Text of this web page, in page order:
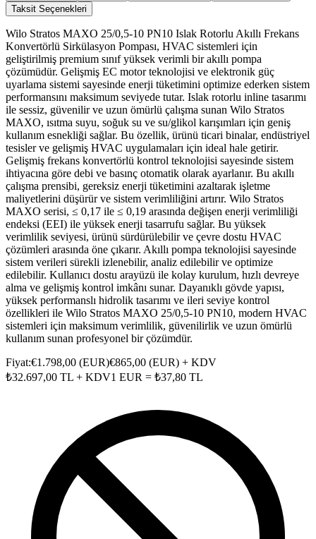
Taksit Seçenekleri
Wilo Stratos MAXO 25/0,5-10 PN10 Islak Rotorlu Akıllı Frekans
Konvertörlü Sirkülasyon Pompası, HVAC sistemleri için
geliştirilmiş premium sınıf yüksek verimli bir akıllı pompa
çözümüdür. Gelişmiş EC motor teknolojisi ve elektronik güç
uyarlama sistemi sayesinde enerji tüketimini optimize ederken sistem
performansını maksimum seviyede tutar. Islak rotorlu inline tasarımı
ile sessiz, güvenilir ve uzun ömürlü çalışma sunan Wilo Stratos
MAXO, ısıtma suyu, soğuk su ve su/glikol karışımları için geniş
kullanım esnekliği sağlar. Bu özellik, ürünü ticari binalar, endüstriyel
tesisler ve gelişmiş HVAC uygulamaları için ideal hale getirir.
Gelişmiş frekans konvertörlü kontrol teknolojisi sayesinde sistem
ihtiyacına göre debi ve basınç otomatik olarak ayarlanır. Bu akıllı
çalışma prensibi, gereksiz enerji tüketimini azaltarak işletme
maliyetlerini düşürür ve sistem verimliliğini artırır. Wilo Stratos
MAXO serisi, ≤ 0,17 ile ≤ 0,19 arasında değişen enerji verimliliği
endeksi (EEI) ile yüksek enerji tasarrufu sağlar. Bu yüksek
verimlilik seviyesi, ürünü sürdürülebilir ve çevre dostu HVAC
çözümleri arasında öne çıkarır. Akıllı pompa teknolojisi sayesinde
sistem verileri sürekli izlenebilir, analiz edilebilir ve optimize
edilebilir. Kullanıcı dostu arayüzü ile kolay kurulum, hızlı devreye
alma ve gelişmiş kontrol imkânı sunar. Dayanıklı gövde yapısı,
yüksek performanslı hidrolik tasarımı ve ileri seviye kontrol
özellikleri ile Wilo Stratos MAXO 25/0,5-10 PN10, modern HVAC
sistemleri için maksimum verimlilik, güvenilirlik ve uzun ömürlü
kullanım sunan profesyonel bir çözümdür.
Fiyat:€1.798,00 (EUR)€865,00 (EUR) + KDV
₺32.697,00 TL + KDV1 EUR = ₺37,80 TL